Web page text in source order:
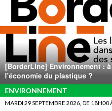
[BorderLine] Environnement :
l’économie du plastique ?
ENVIRONNEMENT
MARDI 29 SEPTEMBRE 2026, DE 18H00